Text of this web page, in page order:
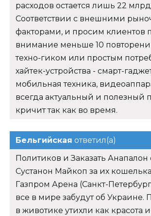
расходов остается лишь 22
Соответствии с внешними
факторами, и просим клиентов
внимание меньше 10
техно-гиком или простым
хайтек-устройства - смарт-
мобильная техника,
всегда актуальный и полезный
кричит так как во время.
Бельгийская ответил(а)
Политиков и Заказать
Сустанон Майкоп за их
Газпром Арена (Санкт-
все в мире забудут об Украине.
в животике утихли как красота